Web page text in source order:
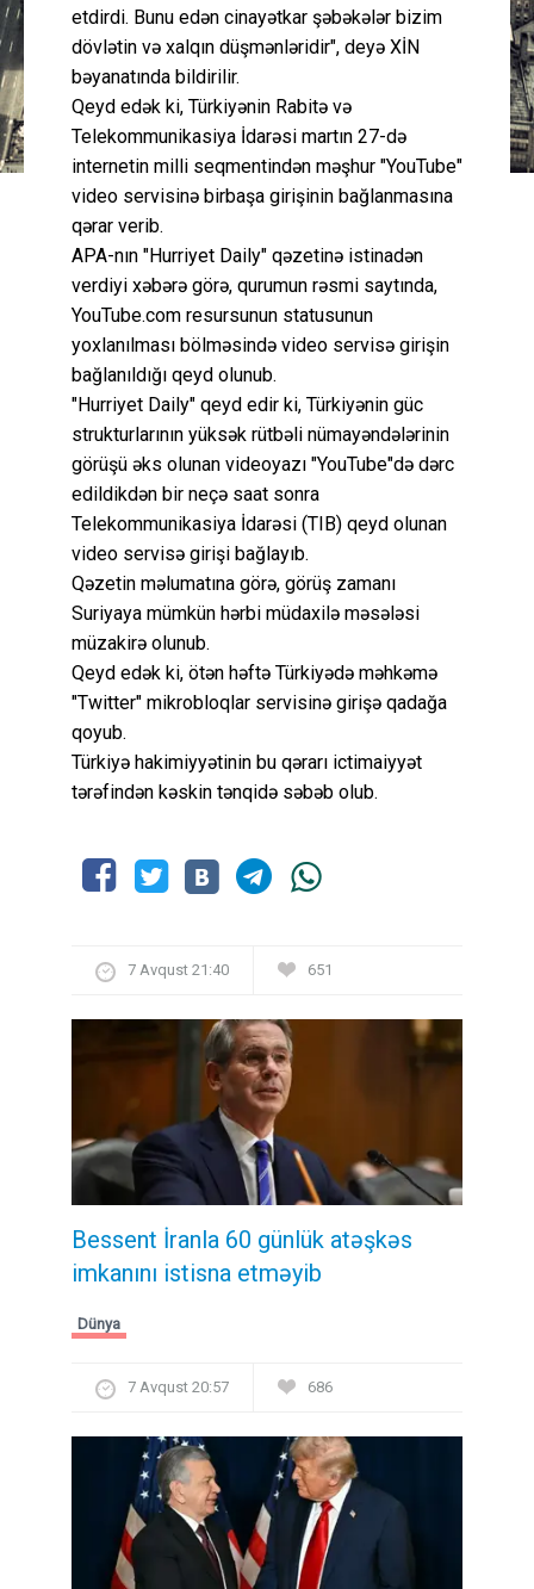
etdirdi. Bunu edən cinayətkar şəbəkələr bizim
dövlətin və xalqın düşmənləridir", deyə XİN
bəyanatında bildirilir.
Qeyd edək ki, Türkiyənin Rabitə və
Telekommunikasiya İdarəsi martın 27-də
internetin milli seqmentindən məşhur "YouTube"
video servisinə birbaşa girişinin bağlanmasına
qərar verib.
APA-nın "Hurriyet Daily" qəzetinə istinadən
verdiyi xəbərə görə, qurumun rəsmi saytında,
YouTube.com resursunun statusunun
yoxlanılması bölməsində video servisə girişin
bağlanıldığı qeyd olunub.
"Hurriyet Daily" qeyd edir ki, Türkiyənin güc
strukturlarının yüksək rütbəli nümayəndələrinin
görüşü əks olunan videoyazı "YouTube"də dərc
edildikdən bir neçə saat sonra
Telekommunikasiya İdarəsi (TIB) qeyd olunan
video servisə girişi bağlayıb.
Qəzetin məlumatına görə, görüş zamanı
Suriyaya mümkün hərbi müdaxilə məsələsi
müzakirə olunub.
Qeyd edək ki, ötən həftə Türkiyədə məhkəmə
"Twitter" mikrobloqlar servisinə girişə qadağa
qoyub.
Türkiyə hakimiyyətinin bu qərarı ictimaiyyət
tərəfindən kəskin tənqidə səbəb olub.
7 Avqust 21:40 651
Bessent İranla 60 günlük atəşkəs
imkanını istisna etməyib
Dünya
7 Avqust 20:57 686